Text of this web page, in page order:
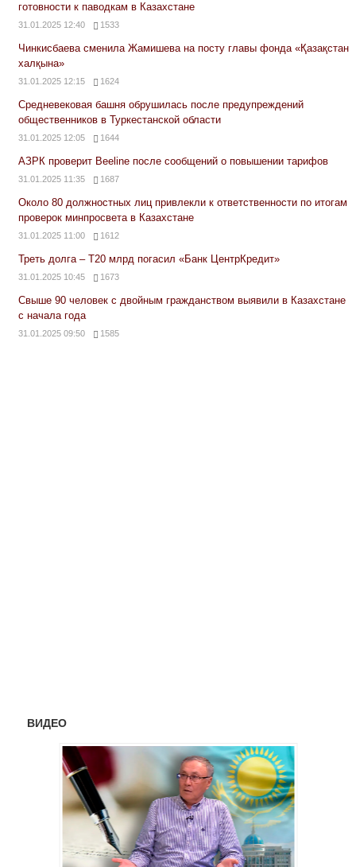
готовности к паводкам в Казахстане
31.01.2025 12:40 1533
Чинкисбаева сменила Жамишева на посту главы фонда «Қазақстан
халқына»
31.01.2025 12:15 1624
Средневековая башня обрушилась после предупреждений
общественников в Туркестанской области
31.01.2025 12:05 1644
АЗРК проверит Beeline после сообщений о повышении тарифов
31.01.2025 11:35 1687
Около 80 должностных лиц привлекли к ответственности по итогам
проверок минпросвета в Казахстане
31.01.2025 11:00 1612
Треть долга – Т20 млрд погасил «Банк ЦентрКредит»
31.01.2025 10:45 1673
Свыше 90 человек с двойным гражданством выявили в Казахстане
с начала года
31.01.2025 09:50 1585
ВИДЕО